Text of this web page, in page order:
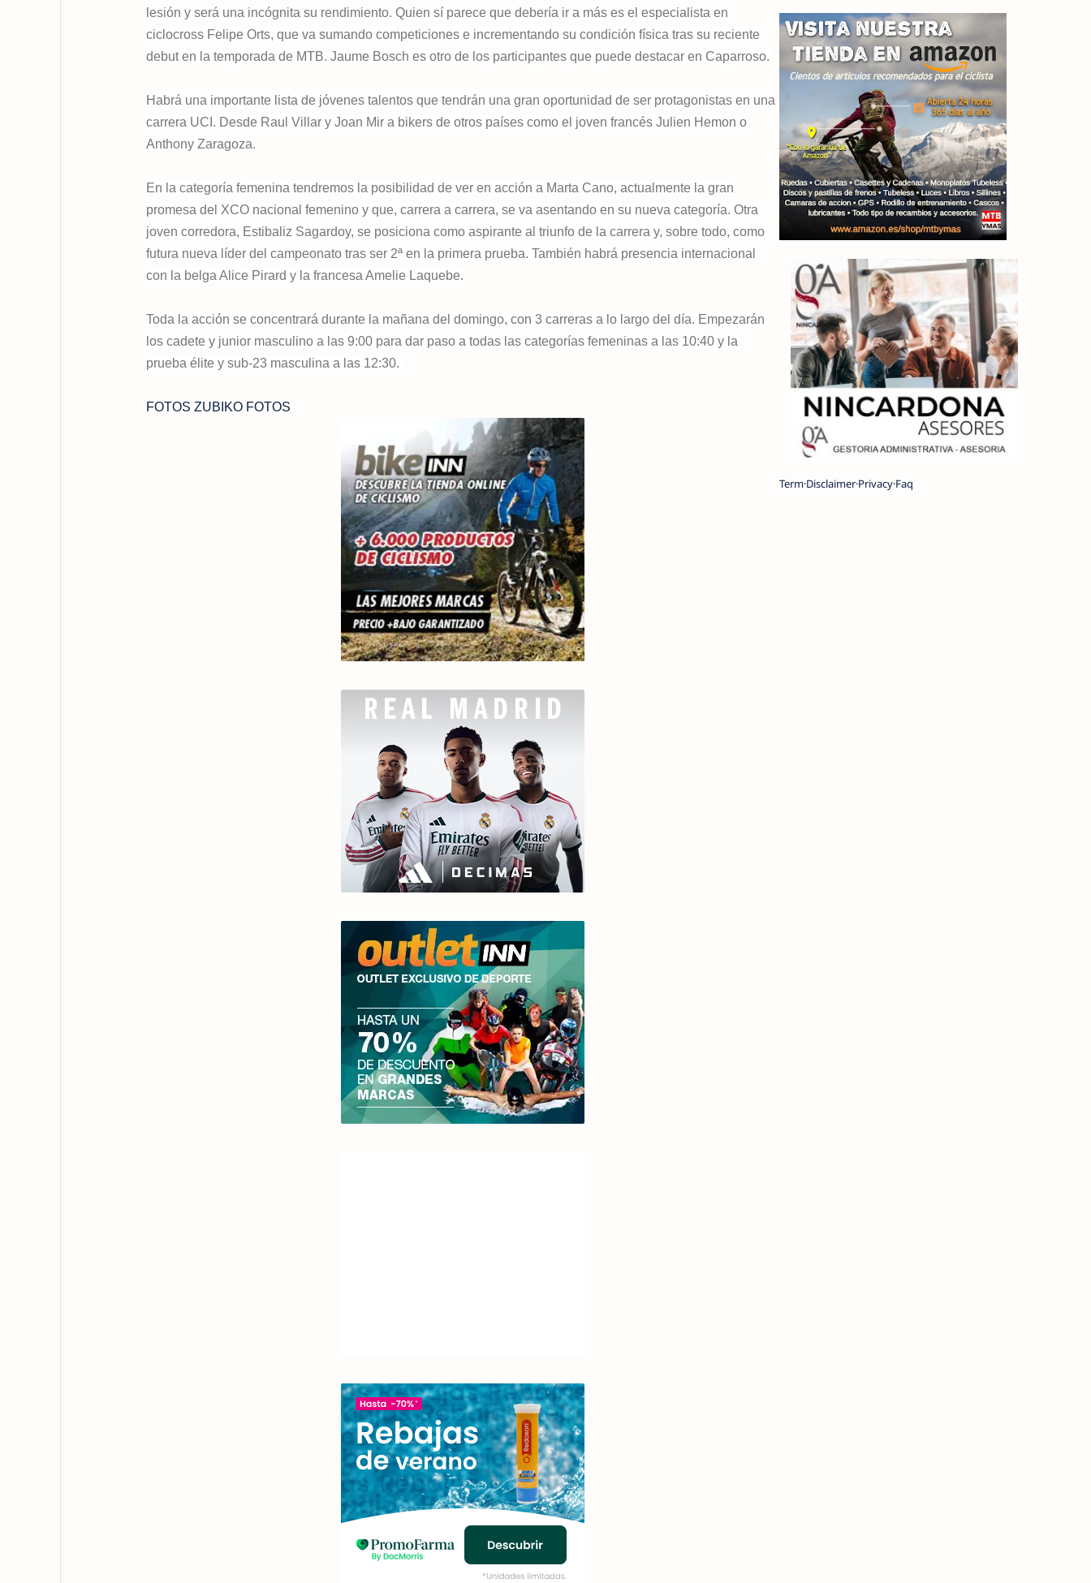
lesión y será una incógnita su rendimiento. Quien sí parece que debería ir a más es el especialista en
ciclocross Felipe Orts, que va sumando competiciones e incrementando su condición física tras su reciente
debut en la temporada de MTB. Jaume Bosch es otro de los participantes que puede destacar en Caparroso.
Habrá una importante lista de jóvenes talentos que tendrán una gran oportunidad de ser protagonistas en una
carrera UCI. Desde Raul Villar y Joan Mir a bikers de otros países como el joven francés Julien Hemon o
Anthony Zaragoza.
En la categoría femenina tendremos la posibilidad de ver en acción a Marta Cano, actualmente la gran
promesa del XCO nacional femenino y que, carrera a carrera, se va asentando en su nueva categoría. Otra
joven corredora, Estibaliz Sagardoy, se posiciona como aspirante al triunfo de la carrera y, sobre todo, como
futura nueva líder del campeonato tras ser 2ª en la primera prueba. También habrá presencia internacional
con la belga Alice Pirard y la francesa Amelie Laquebe.
Toda la acción se concentrará durante la mañana del domingo, con 3 carreras a lo largo del día. Empezarán
los cadete y junior masculino a las 9:00 para dar paso a todas las categorías femeninas a las 10:40 y la
prueba élite y sub-23 masculina a las 12:30.
FOTOS ZUBIKO FOTOS
TermDisclaimerPrivacyFaq